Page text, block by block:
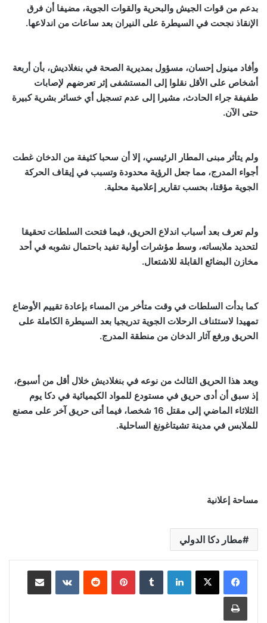
بدعم من قوات الجيش والبحرية والقوات الجوية، مضيفا أن فرق
الإنقاذ نجحت في السيطرة على النيران بعد ساعات من اندلاعها.
وأفاد مينول إحسان، مسؤول بمديرية الصحة في بنغلاديش، بأن أربعة
أشخاص على الأقل نقلوا إلى المستشفى إثر تعرضهم لإصابات
طفيفة جراء الحادث، مشيرا إلى عدم تسجيل أي خسائر بشرية كبيرة
حتى الآن.
ولم يتأثر مبنى المطار الرئيسي، إلا أن سحبا كثيفة من الدخان غطت
أجواء المدرج، مما جعل الرؤية محدودة وتسبب في إيقاف الحركة
الجوية مؤقتا، بحسب تقارير إعلامية محلية.
ولم تعرف بعد أسباب اندلاع الحريق، فيما فتحت السلطات تحقيقا
لتحديد ملابساته، وسط مؤشرات أولية تفيد باحتمال نشوبه في أحد
مخازن البضائع القابلة للاشتعال.
كما بدأت السلطات في وقت متأخر من المساء بإعادة تقييم الأوضاع
تمهيدا لاستئناف الرحلات الجوية تدريجيا بعد السيطرة الكاملة على
الحريق ورفع آثار الدخان من منطقة المدرج.
ويعد هذا الحريق الثالث من نوعه في بنغلاديش خلال أقل من أسبوع،
إذ سبق أن أدى حريق في مستودع للمواد الكيميائية في دكا يوم
الثلاثاء الماضي إلى مقتل 16 شخصا، فيما أتى حريق آخر على مصنع
للملابس في مدينة تشيتاغونغ الساحلية.
مساحة إعلانية
مطار دكا الدولي
لينكدإن بينتيريست ‏VKontakte